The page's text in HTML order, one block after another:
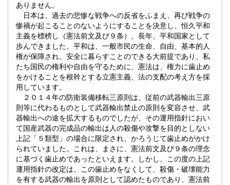
ありません。
日本は、過去の悲惨な戦争への反省をふまえ、再び戦争の
惨禍が起こることのないようにすることを決意し、恒久平和
主義を標榜し（憲法前文及び９条）、長年、平和国家として
歩んできました。平和は、一般市民の生命、自由、基本的人
権が保障され、安全に暮らすことのできる大前提であり、私
たち国民の権利や自由を守るために、憲法は、権力に歯止め
をかけることを根幹とする立憲主義、法の支配の考え方を採
用しています。
２０１４年の防衛装備移転三原則は、従前の武器輸出三原
則等に代わるものとして武器輸出禁止の原則を変容させ、武
器輸出への途を拡大するものでしたが、その運用指針におい
て国産武器の完成品の輸出は人の殺傷や攻撃を目的としない
上記「５類型」の場合に限定され、かろうじて歯止めがかけ
られていました。これは、まさに、憲法前文及び９条の理念
に基づく歯止めであったといえます。しかし、この度の上記
運用指針の改定は、この歯止めをなくして、殺傷・破壊能力
を有する武器の輸出を原則として認めたものであり、憲法前